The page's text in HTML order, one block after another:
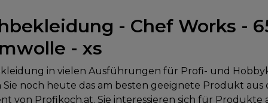
- Chef Works -
- xs
in vielen Ausführungen für Profi- und
Sie noch heute das am besten geeignete Produkt aus
von Profikoch.at. Sie interessieren sich für Produkte